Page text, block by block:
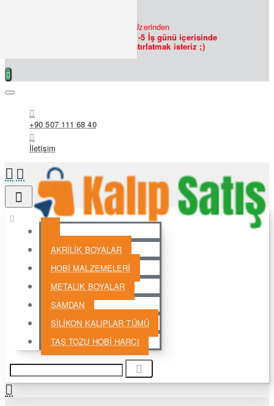
Üzerinden
Siparişlerin 1-5 İş günü içerisinde
hazırlanmakta olduğunu hatırlatmak isteriz ;)
+90 507 111 68 40
İletişim
AKRİLİK BOYALAR
HOBİ MALZEMELERİ
METALIK BOYALAR
ŞAMDAN
SİLİKON KALIPLAR TÜMÜ
TAŞ TOZU HOBİ HARCI